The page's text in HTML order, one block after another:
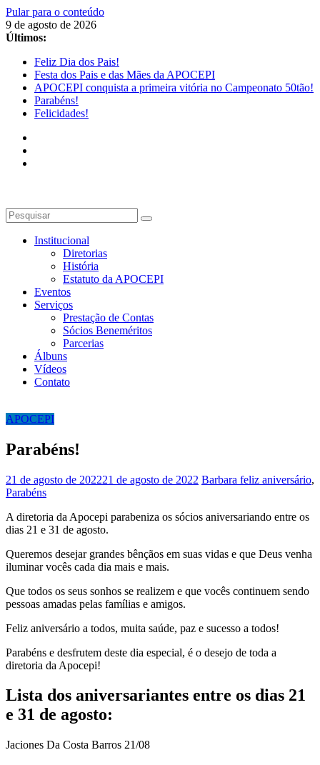
Pular para o conteúdo
9 de agosto de 2026
Últimos:
Feliz Dia dos Pais!
Festa dos Pais e das Mães da APOCEPI
APOCEPI conquista a primeira vitória no Campeonato 50tão!
Parabéns!
Felicidades!
Institucional
Diretorias
História
Estatuto da APOCEPI
Eventos
Serviços
Prestação de Contas
Sócios Beneméritos
Parcerias
Álbuns
Vídeos
Contato
APOCEPI
Parabéns!
21 de agosto de 202221 de agosto de 2022 Barbara feliz aniversário,
Parabéns
A diretoria da Apocepi parabeniza os sócios aniversariando entre os
dias 21 e 31 de agosto.
Queremos desejar grandes bênçãos em suas vidas e que Deus venha
iluminar vocês cada dia mais e mais.
Que todos os seus sonhos se realizem e que vocês continuem sendo
pessoas amadas pelas famílias e amigos.
Feliz aniversário a todos, muita saúde, paz e sucesso a todos!
Parabéns e desfrutem deste dia especial, é o desejo de toda a
diretoria da Apocepi!
Lista dos aniversariantes entre os dias 21
e 31 de agosto:
Jaciones Da Costa Barros 21/08